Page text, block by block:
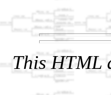
This HTML